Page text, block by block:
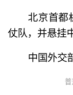
北京首都
仗队，并悬挂
中国外交